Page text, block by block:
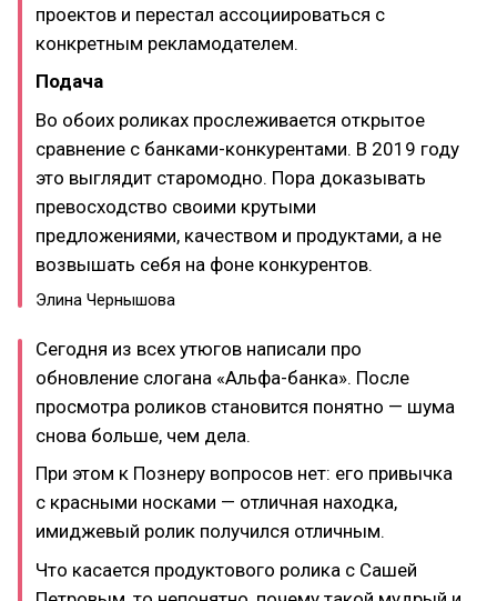
проектов и перестал ассоциироваться с
конкретным рекламодателем.
Подача
Во обоих роликах прослеживается открытое
сравнение с банками-конкурентами. В 2019 году
это выглядит старомодно. Пора доказывать
превосходство своими крутыми
предложениями, качеством и продуктами, а не
возвышать себя на фоне конкурентов.
Элина Чернышова
Сегодня из всех утюгов написали про
обновление слогана «Альфа-банка». После
просмотра роликов становится понятно — шума
снова больше, чем дела.
При этом к Познеру вопросов нет: его привычка
с красными носками — отличная находка,
имиджевый ролик получился отличным.
Что касается продуктового ролика с Сашей